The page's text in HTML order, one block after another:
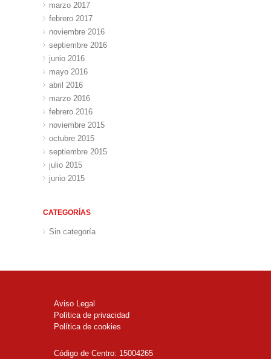
marzo 2017
febrero 2017
noviembre 2016
septiembre 2016
junio 2016
mayo 2016
abril 2016
marzo 2016
febrero 2016
noviembre 2015
octubre 2015
septiembre 2015
julio 2015
junio 2015
CATEGORÍAS
Sin categoría
Aviso Legal
Política de privacidad
Política de cookies
Código de Centro: 15004265